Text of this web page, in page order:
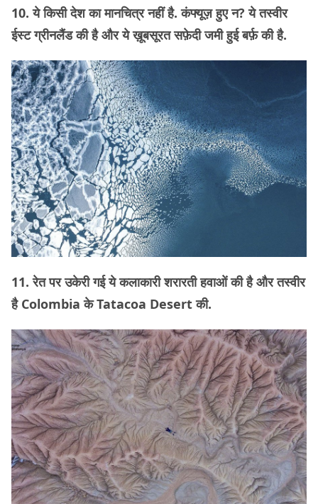
10. ये किसी देश का मानचित्र नहीं है. कंफ्यूज़ हुए न? ये तस्वीर
ईस्ट ग्रीनलैंड की है और ये ख़ूबसूरत सफ़ेदी जमी हुई बर्फ़ की है.
11. रेत पर उकेरी गई ये कलाकारी शरारती हवाओं की है और तस्वीर
है Colombia के Tatacoa Desert की.